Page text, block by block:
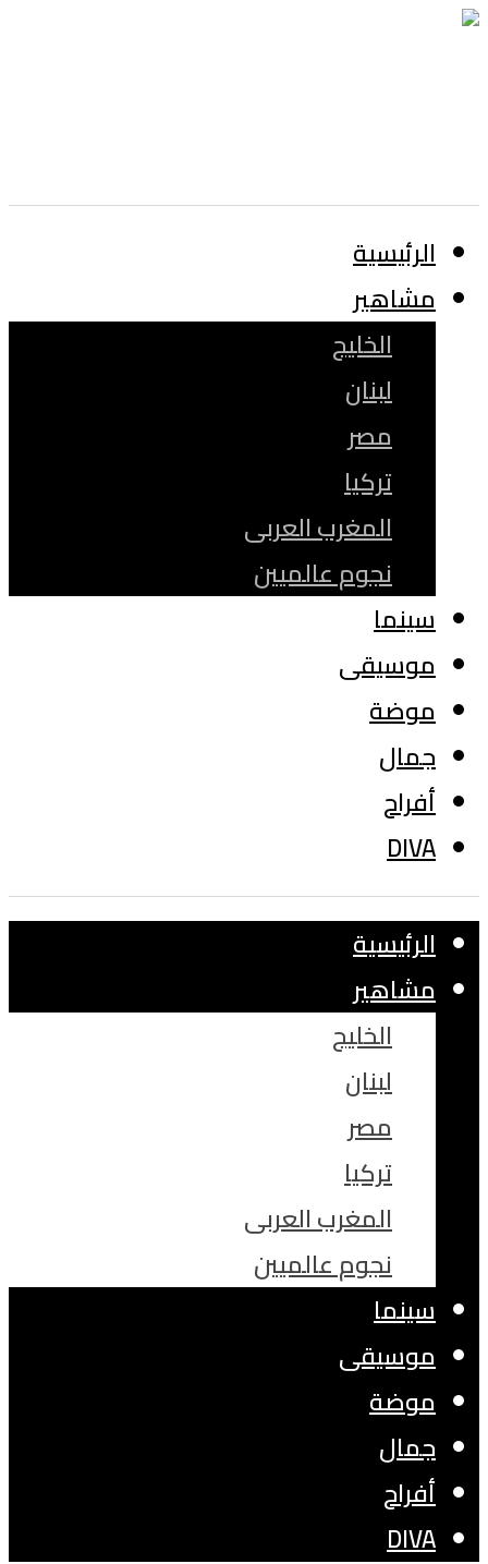
الرئيسية
مشاهير
الخليج
لبنان
مصر
تركيا
المغرب العربى
نجوم عالميين
سينما
موسيقى
موضة
جمال
أفراح
DIVA
الرئيسية
مشاهير
الخليج
لبنان
مصر
تركيا
المغرب العربى
نجوم عالميين
سينما
موسيقى
موضة
جمال
أفراح
DIVA